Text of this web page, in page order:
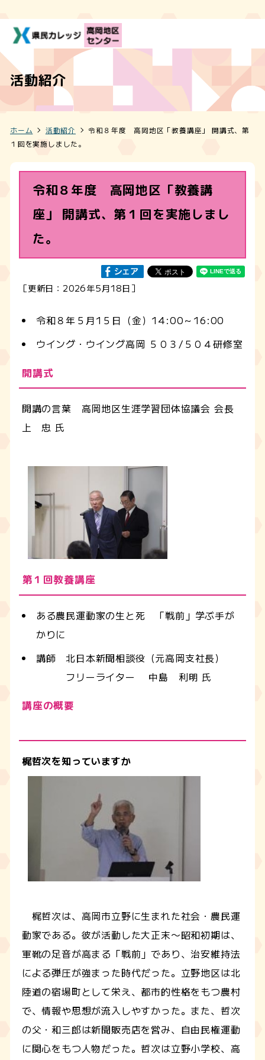
活動紹介
ホーム 活動紹介
令和８年度 高岡地区「教養講座」 開講式、第
１回を実施しました。
令和８年度 高岡地区「教養講
座」 開講式、第１回を実施しまし
た。
［更新日：2026年5月18日］
令和８年５月1５日（金）14:00～16:00
ウイング・ウイング高岡 ５０３/５０４研修室
開講式
開講の言葉 高岡地区生涯学習団体協議会 会長
上 忠 氏
第１回教養講座
ある農民運動家の生と死 「戦前」学ぶ手が
かりに
講師 北日本新聞相談役（元高岡支社長）
フリーライター 中島 利明 氏
講座の概要
梶哲次を知っていますか
梶哲次は、高岡市立野に生まれた社会・農民運
動家である。彼が活動した大正末〜昭和初期は、
軍靴の足音が高まる「戦前」であり、治安維持法
による弾圧が強まった時代だった。立野地区は北
陸道の宿場町として栄え、都市的性格をもつ農村
で、情報や思想が流入しやすかった。また、哲次
の父・和三郎は新聞販売店を営み、自由民権運動
に関心をもつ人物だった。哲次は立野小学校、高